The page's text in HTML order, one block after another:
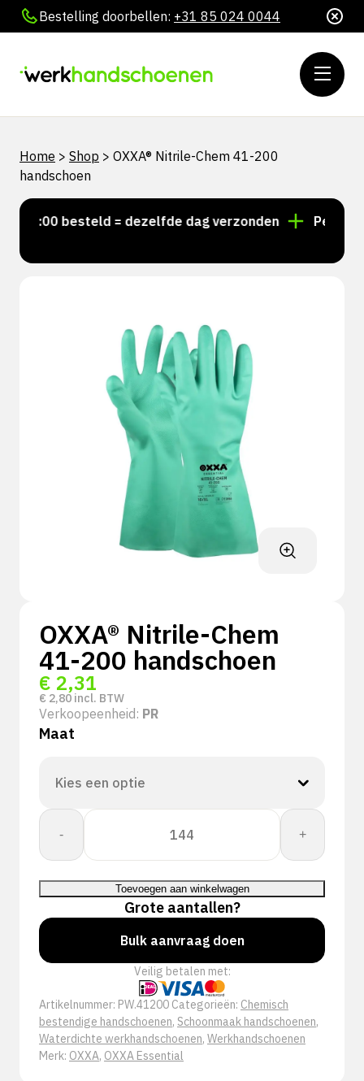
Bestelling doorbellen: +31 85 024 0044
Home > Shop > OXXA® Nitrile-Chem 41-200
handschoen
besteld = dezelfde dag verzonden
OXXA® Nitrile-Chem
41-200 handschoen
€ 2,31
€ 2,80 incl. BTW
Verkoopeenheid: PR
Maat
-
OXXA®
Nitrile-
Chem
41-
200
handschoen
aantal
+
Toevoegen aan winkelwagen
Grote aantallen?
Bulk aanvraag doen
Veilig betalen met:
Artikelnummer: PW.41200 Categorieën: Chemisch
bestendige handschoenen, Schoonmaak handschoenen,
Waterdichte werkhandschoenen, Werkhandschoenen
Merk: OXXA, OXXA Essential